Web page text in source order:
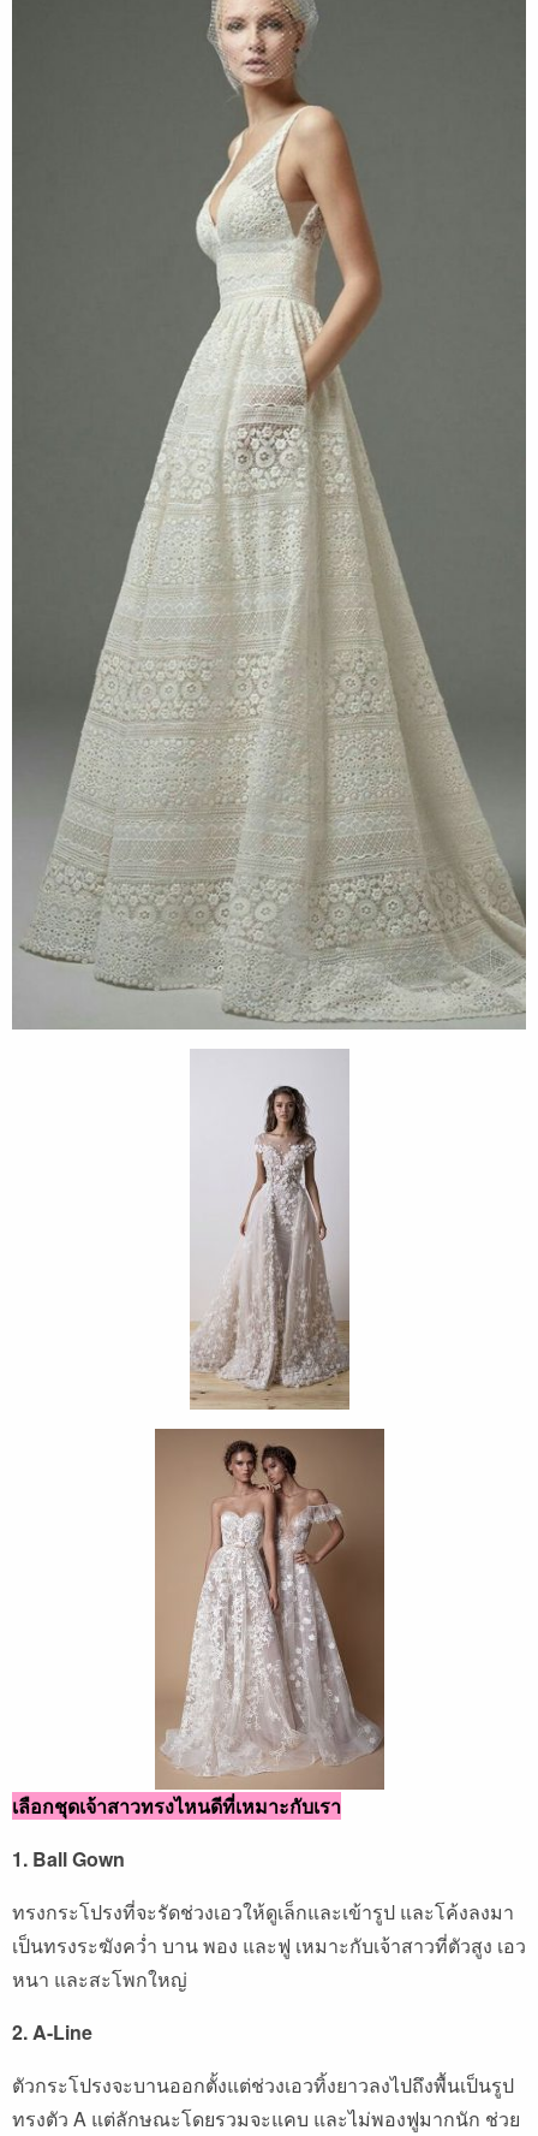
เลือกชุดเจ้าสาวทรงไหนดีที่เหมาะกับเรา
1. Ball Gown
ทรงกระโปรงที่จะรัดช่วงเอวให้ดูเล็กและเข้ารูป และโค้งลงมา
เป็นทรงระฆังคว่ำ บาน พอง และฟู เหมาะกับเจ้าสาวที่ตัวสูง เอว
หนา และสะโพกใหญ่
2. A-Line
ตัวกระโปรงจะบานออกตั้งแต่ช่วงเอวทิ้งยาวลงไปถึงพื้นเป็นรูป
ทรงตัว A แต่ลักษณะโดยรวมจะแคบ และไม่พองฟูมากนัก ช่วย